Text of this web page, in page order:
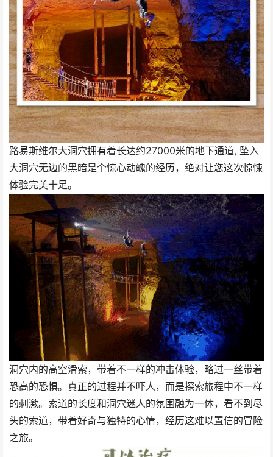
路易斯维尔大洞穴拥有着长达约27000米的地下通道, 坠入
大洞穴无边的黑暗是个惊心动魄的经历，绝对让您这次惊悚
体验完美十足。
洞穴内的高空滑索，带着不一样的冲击体验，略过一丝带着
恐高的恐惧。真正的过程并不吓人，而是探索旅程中不一样
的刺激。索道的长度和洞穴迷人的氛围融为一体，看不到尽
头的索道，带着好奇与独特的心情，经历这难以置信的冒险
之旅。